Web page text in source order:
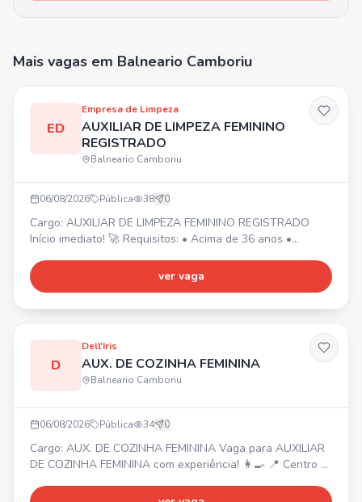
Mais vagas em Balneario Camboriu
ED
Empresa de Limpeza
AUXILIAR DE LIMPEZA FEMININO
REGISTRADO
Balneario Camboriu
06/08/2026 Pública 38 0
Cargo: AUXILIAR DE LIMPEZA FEMININO REGISTRADO
Início imediato! 🚀 Requisitos: • Acima de 36 anos •
próximo aos bairros Água Verde e Boqueirão 📍 Jornada
de trabalho: ⏰ • Seg, Qua e Sex: 7h às 11h (Água Verde)
ver vaga
D
Dell'Iris
AUX. DE COZINHA FEMININA
Balneario Camboriu
06/08/2026 Pública 34 0
Cargo: AUX. DE COZINHA FEMININA Vaga para AUXILIAR
DE COZINHA FEMININA com experiência! 👩‍🍳 📍 Centro -
almoço) de segunda a sábado. Funções: Auxiliar na